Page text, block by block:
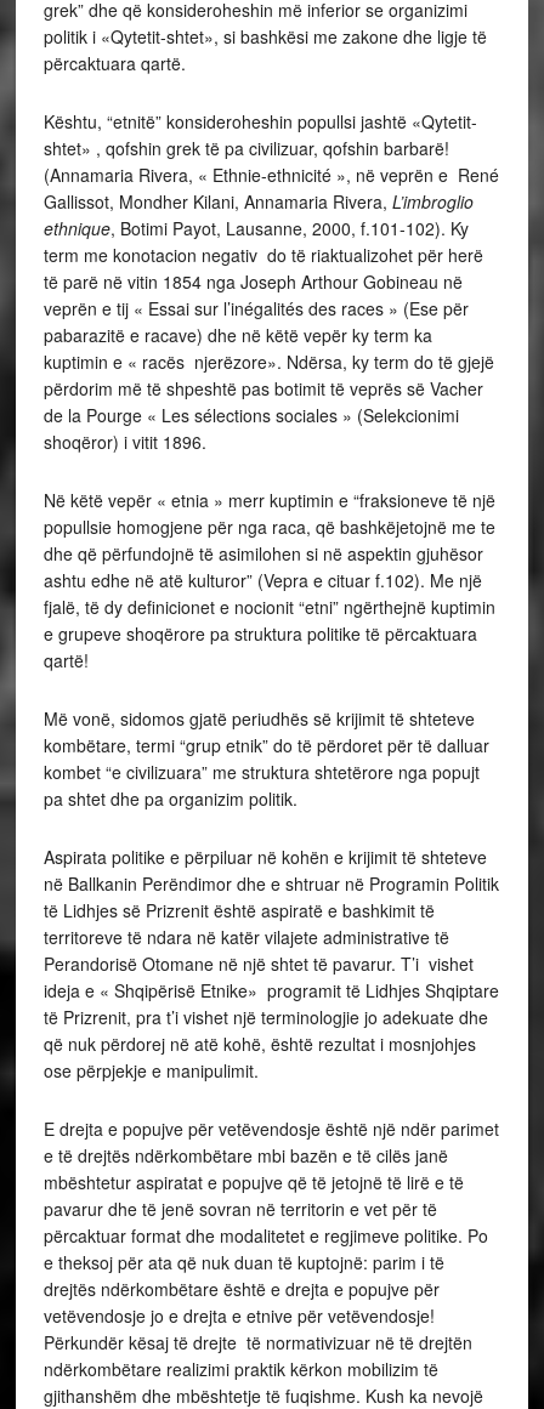
grek” dhe që konsideroheshin më inferior se organizimi
politik i «Qytetit-shtet», si bashkësi me zakone dhe ligje të
përcaktuara qartë.
Kështu, “etnitë” konsideroheshin popullsi jashtë «Qytetit-
shtet» , qofshin grek të pa civilizuar, qofshin barbarë!
(Annamaria Rivera, « Ethnie-ethnicité », në veprën e René
Gallissot, Mondher Kilani, Annamaria Rivera, L’imbroglio
ethnique, Botimi Payot, Lausanne, 2000, f.101-102). Ky
term me konotacion negativ do të riaktualizohet për herë
të parë në vitin 1854 nga Joseph Arthour Gobineau në
veprën e tij « Essai sur l’inégalités des races » (Ese për
pabarazitë e racave) dhe në këtë vepër ky term ka
kuptimin e « racës njerëzore». Ndërsa, ky term do të gjejë
përdorim më të shpeshtë pas botimit të veprës së Vacher
de la Pourge « Les sélections sociales » (Selekcionimi
shoqëror) i vitit 1896.
Në këtë vepër « etnia » merr kuptimin e “fraksioneve të një
popullsie homogjene për nga raca, që bashkëjetojnë me te
dhe që përfundojnë të asimilohen si në aspektin gjuhësor
ashtu edhe në atë kulturor” (Vepra e cituar f.102). Me një
fjalë, të dy definicionet e nocionit “etni” ngërthejnë kuptimin
e grupeve shoqërore pa struktura politike të përcaktuara
qartë!
Më vonë, sidomos gjatë periudhës së krijimit të shteteve
kombëtare, termi “grup etnik” do të përdoret për të dalluar
kombet “e civilizuara” me struktura shtetërore nga popujt
pa shtet dhe pa organizim politik.
Aspirata politike e përpiluar në kohën e krijimit të shteteve
në Ballkanin Perëndimor dhe e shtruar në Programin Politik
të Lidhjes së Prizrenit është aspiratë e bashkimit të
territoreve të ndara në katër vilajete administrative të
Perandorisë Otomane në një shtet të pavarur. T’i vishet
ideja e « Shqipërisë Etnike» programit të Lidhjes Shqiptare
të Prizrenit, pra t’i vishet një terminologjie jo adekuate dhe
që nuk përdorej në atë kohë, është rezultat i mosnjohjes
ose përpjekje e manipulimit.
E drejta e popujve për vetëvendosje është një ndër parimet
e të drejtës ndërkombëtare mbi bazën e të cilës janë
mbështetur aspiratat e popujve që të jetojnë të lirë e të
pavarur dhe të jenë sovran në territorin e vet për të
përcaktuar format dhe modalitetet e regjimeve politike. Po
e theksoj për ata që nuk duan të kuptojnë: parim i të
drejtës ndërkombëtare është e drejta e popujve për
vetëvendosje jo e drejta e etnive për vetëvendosje!
Përkundër kësaj të drejte të normativizuar në të drejtën
ndërkombëtare realizimi praktik kërkon mobilizim të
gjithanshëm dhe mbështetje të fuqishme. Kush ka nevojë